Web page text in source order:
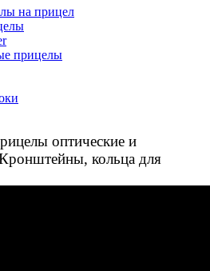
на прицел
прицелы
оптические и
кольца для